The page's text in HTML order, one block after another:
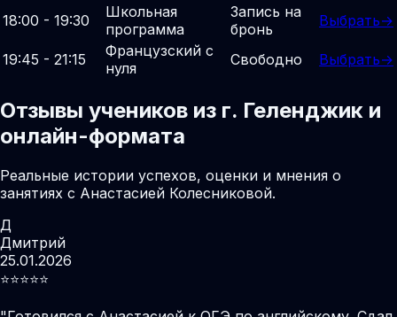
18:00 - 19:30
Школьная
программа
Запись на
бронь
Выбрать→
19:45 - 21:15
Французский с
нуля
Свободно Выбрать→
Отзывы учеников из г. Геленджик и
онлайн-формата
Реальные истории успехов, оценки и мнения о
занятиях с Анастасией Колесниковой.
Д
Дмитрий
25.01.2026
⭐️⭐️⭐️⭐️⭐️